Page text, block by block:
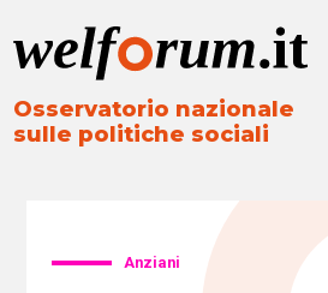
Osservatorio nazionale
sulle politiche sociali
Anziani